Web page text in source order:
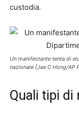
custodia.
Un manifestante tenta di
nazionale [Jae C Hong/AP
Quali tipi di